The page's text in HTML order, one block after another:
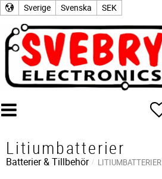
Sverige Svenska SEK
Litiumbatterier
Batterier & Tillbehör LITIUMBATTERIER